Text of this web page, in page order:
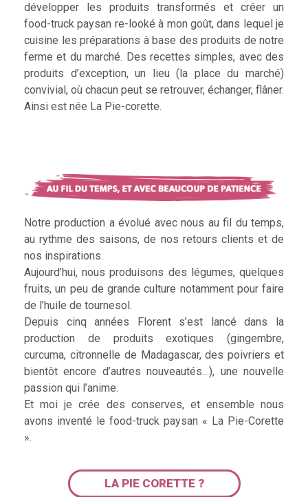
développer les produits transformés et créer un
food-truck paysan re-looké à mon goût, dans lequel je
cuisine les préparations à base des produits de notre
ferme et du marché. Des recettes simples, avec des
produits d’exception, un lieu (la place du marché)
convivial, où chacun peut se retrouver, échanger, flâner.
Ainsi est née La Pie-corette.
Notre production a évolué avec nous au fil du temps,
au rythme des saisons, de nos retours clients et de
nos inspirations.
Aujourd’hui, nous produisons des légumes, quelques
fruits, un peu de grande culture notamment pour faire
de l’huile de tournesol.
Depuis cinq années Florent s’est lancé dans la
production de produits exotiques (gingembre,
curcuma, citronnelle de Madagascar, des poivriers et
bientôt encore d’autres nouveautés…), une nouvelle
passion qui l’anime.
Et moi je crée des conserves, et ensemble nous
avons inventé le food-truck paysan « La Pie-Corette
».
LA PIE CORETTE ?